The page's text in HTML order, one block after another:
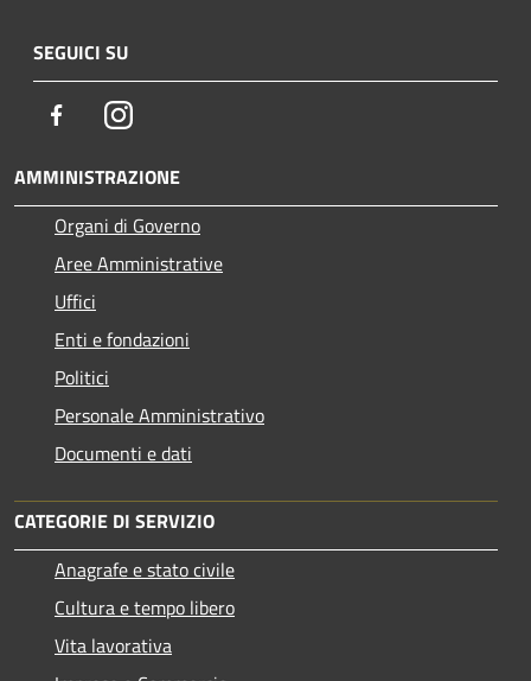
SEGUICI SU
FacebookInstagram
AMMINISTRAZIONE
Organi di Governo
Aree Amministrative
Uffici
Enti e fondazioni
Politici
Personale Amministrativo
Documenti e dati
CATEGORIE DI SERVIZIO
Anagrafe e stato civile
Cultura e tempo libero
Vita lavorativa